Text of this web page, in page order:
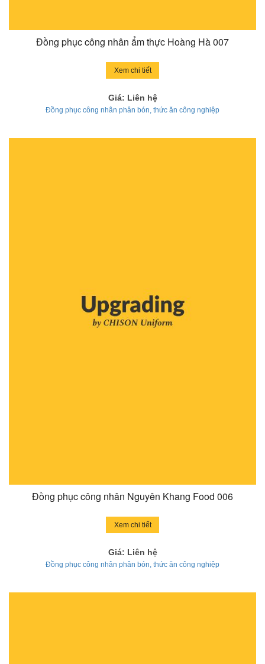
Đồng phục công nhân ẩm thực Hoàng Hà 007
Xem chi tiết
Giá: Liên hệ
Đồng phục công nhân phân bón, thức ăn công nghiệp
Đồng phục công nhân Nguyên Khang Food 006
Xem chi tiết
Giá: Liên hệ
Đồng phục công nhân phân bón, thức ăn công nghiệp